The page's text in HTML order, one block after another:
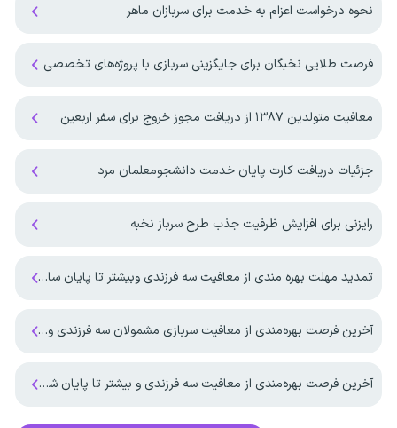
نحوه درخواست اعزام به خدمت برای سربازان ماهر
فرصت طلایی نخبگان برای جایگزینی سربازی با پروژه‌های تخصصی
معافیت متولدین ۱۳۸۷ از دریافت مجوز خروج برای سفر اربعین
جزئیات دریافت کارت پایان خدمت دانشجومعلمان مرد
رایزنی برای افزایش ظرفیت جذب طرح سرباز نخبه
تمدید مهلت بهره مندی از معافیت سه فرزندی وبیشتر تا پایان سال ۱۴۰۷ ‌
آخرین فرصت بهره‌مندی از معافیت سربازی مشمولان سه فرزندی و بیشتر تا پایان شهریور ماه ۱۴۰۵
آخرین فرصت بهره‌مندی از معافیت سه فرزندی و بیشتر تا پایان شهریورماه